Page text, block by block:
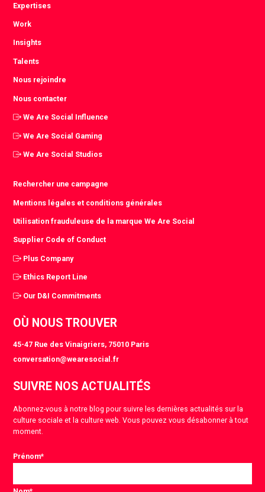
Expertises
Work
Insights
Talents
Nous rejoindre
Nous contacter
We Are Social Influence
We Are Social Gaming
We Are Social Studios
Rechercher une campagne
Mentions légales et conditions générales
Utilisation frauduleuse de la marque We Are Social
Supplier Code of Conduct
Plus Company
Ethics Report Line
Our D&I Commitments
OÙ NOUS TROUVER
45-47 Rue des Vinaigriers, 75010 Paris
conversation@wearesocial.fr
SUIVRE NOS ACTUALITÉS
Abonnez-vous à notre blog pour suivre les dernières actualités sur la
culture sociale et la culture web. Vous pouvez vous désabonner à tout
moment.
Prénom*